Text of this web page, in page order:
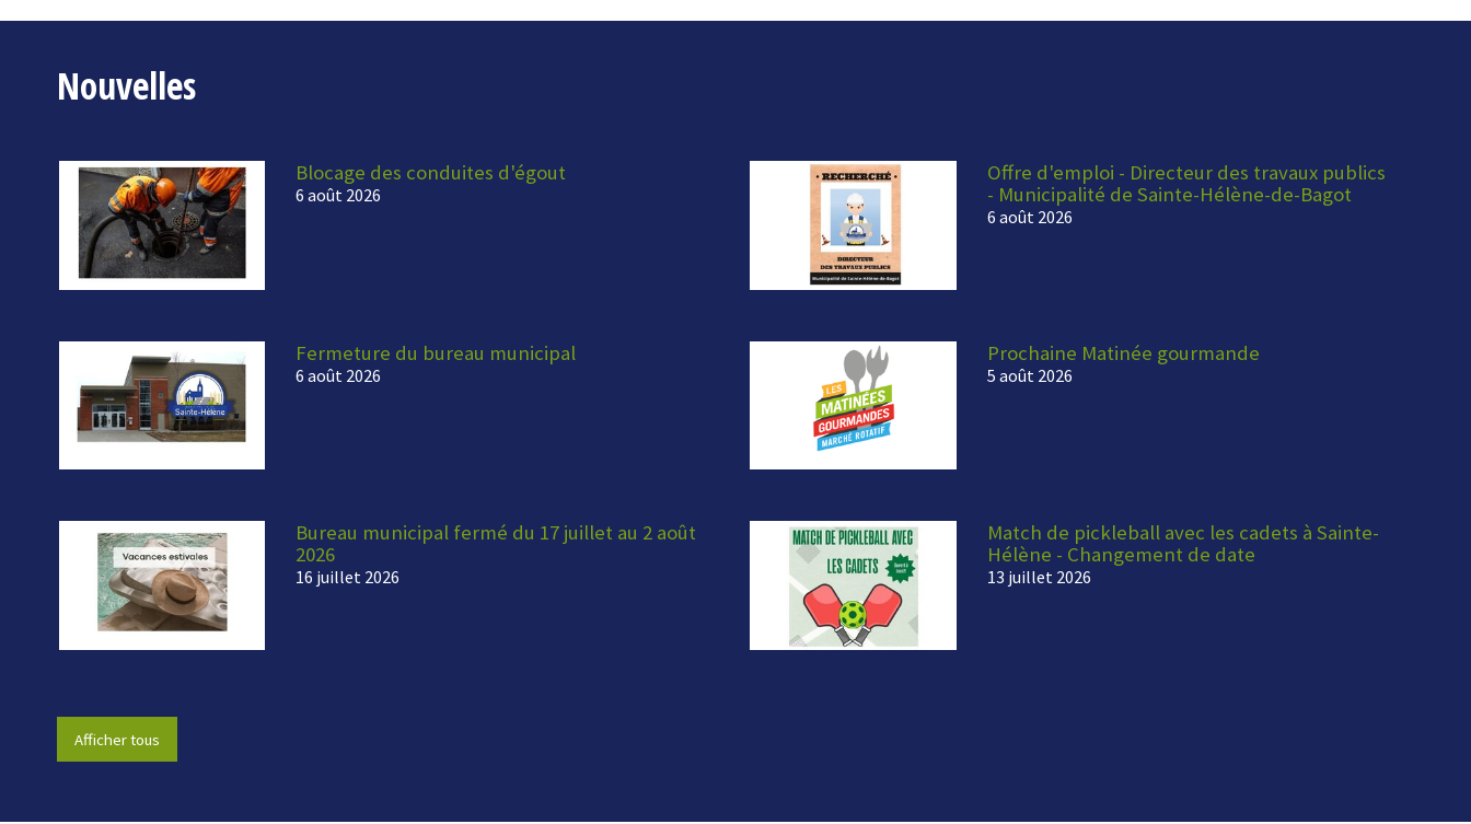
Nouvelles
Blocage des conduites d'égout
6 août 2026
Offre d'emploi - Directeur des travaux publics
- Municipalité de Sainte-Hélène-de-Bagot
6 août 2026
Fermeture du bureau municipal
6 août 2026
Prochaine Matinée gourmande
5 août 2026
Bureau municipal fermé du 17 juillet au 2 août
2026
16 juillet 2026
Match de pickleball avec les cadets à Sainte-
Hélène - Changement de date
13 juillet 2026
Afficher tous